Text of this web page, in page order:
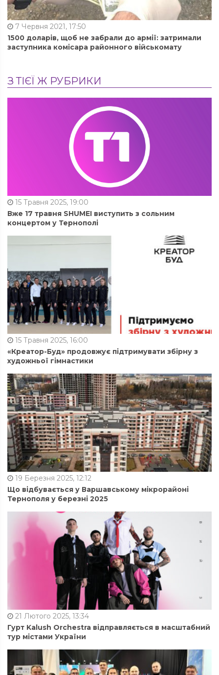
7 Червня 2021, 17:50
1500 доларів, щоб не забрали до армії: затримали
заступника комісара районного військомату
З ТІЄЇ Ж РУБРИКИ
15 Травня 2025, 19:00
Вже 17 травня SHUMEI виступить з сольним
концертом у Тернополі
15 Травня 2025, 16:00
«Креатор-Буд» продовжує підтримувати збірну з
художньої гімнастики
19 Березня 2025, 12:12
Що відбувається у Варшавському мікрорайоні
Тернополя у березні 2025
21 Лютого 2025, 13:34
Гурт Kalush Orchestra відправляється в масштабний
тур містами України